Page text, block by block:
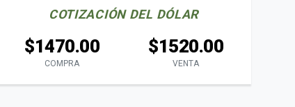
COTIZACIÓN DEL DÓLAR
$1470.00
COMPRA
$1520.00
VENTA